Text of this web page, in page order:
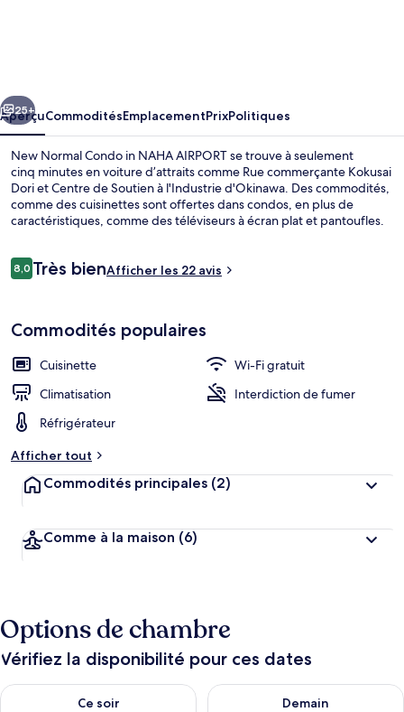
in
NAHA
AIRPORT
Suivant
25+
AperçuCommoditésEmplacementPrixPolitiques
New Normal Condo in NAHA AIRPORT se trouve à seulement
cinq minutes en voiture d’attraits comme Rue commerçante Kokusai
Dori et Centre de Soutien à l'Industrie d'Okinawa. Des commodités,
comme des cuisinettes sont offertes dans condos, en plus de
caractéristiques, comme des téléviseurs à écran plat et pantoufles.
Avis
8,08,0 sur 10 –
Très bienAfficher les 22 avis
Commodités populaires
Cuisinette
Wi-Fi gratuit
Climatisation
Interdiction de fumer
Réfrigérateur
Afficher tout
Commodités principales (2)
Comme à la maison (6)
Options de chambre
Vérifiez la disponibilité pour ces dates
Ce soir
Vérifier la disponibilité pour ce soir août 7 - août 8
Demain
Vérifier la disponibilité pour